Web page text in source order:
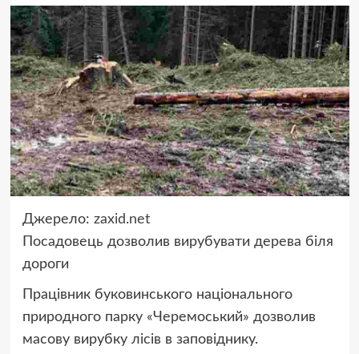
Джерело: zaxid.net
Посадовець дозволив вирубувати дерева біля
дороги
Працівник буковинського національного
природного парку «Черемоський» дозволив
масову вирубку лісів в заповіднику.